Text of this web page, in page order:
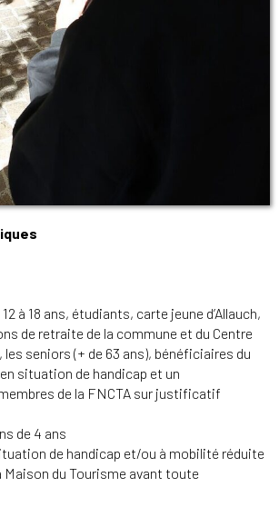
à 18 ans, étudiants, carte jeune d’Allauch,
de retraite de la commune et du Centre
les seniors (+ de 63 ans), bénéficiaires du
situation de handicap et un
de la FNCTA sur justificatif
de 4 ans
de handicap et/ou à mobilité réduite
du Tourisme avant toute